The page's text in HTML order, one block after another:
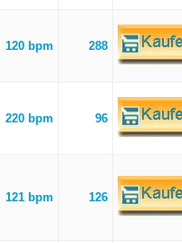
120 bpm 288
220 bpm 96
121 bpm 126